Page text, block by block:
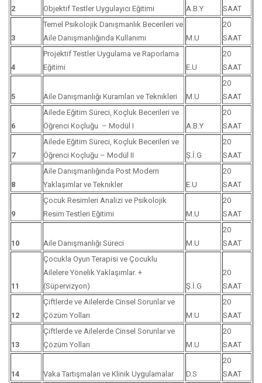
2 Objektif Testler Uygulayıcı Eğitimi A.B.Y
SAAT
3
Temel Psikolojik Danışmanlık Becerileri ve
Aile Danışmanlığında Kullanımı
M.U
20
SAAT
4
Projektif Testler Uygulama ve Raporlama
Eğitimi
E.U
20
SAAT
5 Aile Danışmanlığı Kuramları ve Teknıkleri M.U
20
SAAT
6
Ailede Eğitim Süreci, Koçluk Becerileri ve
Öğrenci Koçluğu – Modül I
A.B.Y
20
SAAT
7
Ailede Eğitim Süreci, Koçluk Becerileri ve
Öğrenci Koçluğu – Modül II
Ş.İ.G
20
SAAT
8
Aile Danışmanlığında Post Modern
Yaklaşımlar ve Teknıkler
E.U
20
SAAT
9
Çocuk Resimleri Analizi ve Psikolojik
Resim Testleri Eğitimi
M.U
20
SAAT
10 Aile Danışmanlığı Süreci M.U
20
SAAT
11
Çocukla Oyun Terapisi ve Çocuklu
Ailelere Yönelik Yaklaşımlar. +
(Süpervizyon)
Ş.İ.G
20
SAAT
12
Çiftlerde ve Ailelerde Cinsel Sorunlar ve
Çözüm Yolları
M.U
20
SAAT
13
Çiftlerde ve Ailelerde Cinsel Sorunlar ve
Çözüm Yolları
M.U
20
SAAT
14 Vaka Tartışmaları ve Klinik Uygulamalar D.S
20
SAAT